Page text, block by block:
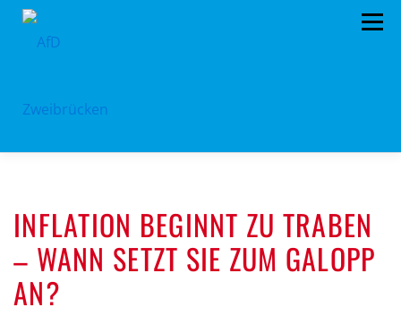
Zum
Menü
PROGRAMM VORSTAND ARCHIV
SPENDEN KONTAKT
INFLATION BEGINNT ZU TRABEN
– WANN SETZT SIE ZUM GALOPP
AN?